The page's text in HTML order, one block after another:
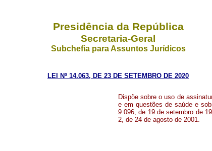
Presidência da República
Secretaria-Geral
Subchefia para Assuntos Jurídicos
LEI Nº 14.063, DE 23 DE SETEMBRO DE 2020
Dispõe sobre o uso de
e em questões de saúde e
9.096, de 19 de setembro de
2, de 24 de agosto de 2001.